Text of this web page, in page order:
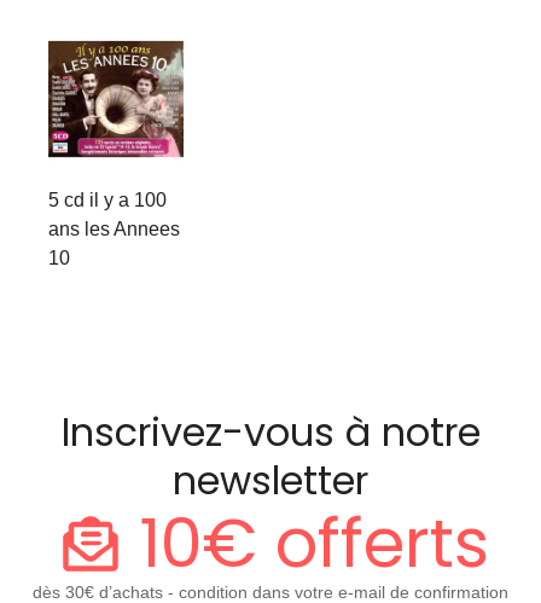
5 cd il y a 100
ans les Annees
10
Inscrivez-vous à notre
newsletter
10€ offerts
dès 30€ d’achats - condition dans votre e-mail de confirmation